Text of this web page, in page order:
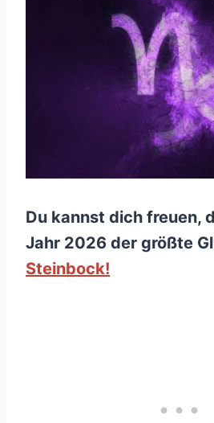
Du kannst dich freuen,
Jahr 2026 der größte
Steinbock!